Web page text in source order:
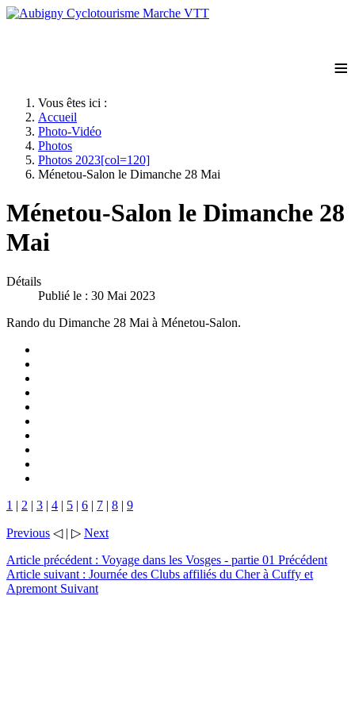
≡
Vous êtes ici :
Accueil
Photo-Vidéo
Photos
Photos 2023[col=120]
Ménetou-Salon le Dimanche 28 Mai
Ménetou-Salon le Dimanche 28
Mai
Détails
Publié le : 30 Mai 2023
Rando du Dimanche 28 Mai à Ménetou-Salon.
1 | 2 | 3 | 4 | 5 | 6 | 7 | 8 | 9
Previous ◁ | ▷ Next
Article précédent : Voyage dans les Vosges - partie 01 Précédent
Article suivant : Journée des Clubs affiliés du Cher à Cuffy et
Apremont Suivant